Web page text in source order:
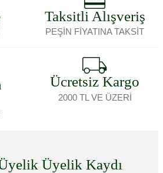
Taksitli Alışveriş
PEŞİN FİYATINA TAKSİT
Ücretsiz Kargo
2000 TL VE ÜZERİ
Üyelik Kaydı